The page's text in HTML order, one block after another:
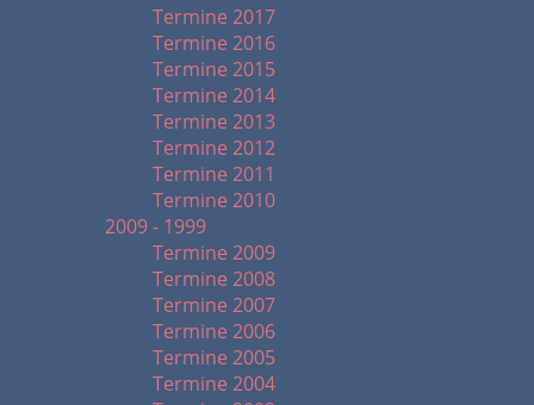
Termine 2017
Termine 2016
Termine 2015
Termine 2014
Termine 2013
Termine 2012
Termine 2011
Termine 2010
2009 - 1999
Termine 2009
Termine 2008
Termine 2007
Termine 2006
Termine 2005
Termine 2004